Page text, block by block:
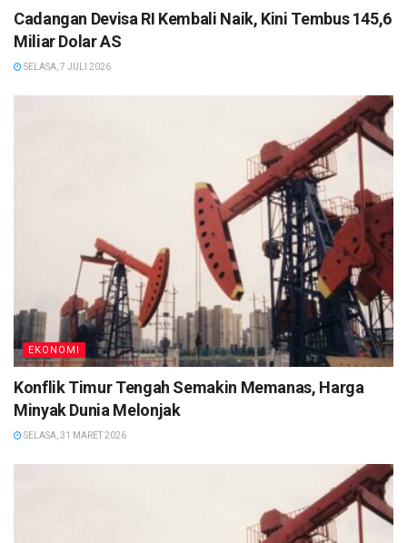
Cadangan Devisa RI Kembali Naik, Kini Tembus 145,6
Miliar Dolar AS
SELASA, 7 JULI 2026
EKONOMI
Konflik Timur Tengah Semakin Memanas, Harga
Minyak Dunia Melonjak
SELASA, 31 MARET 2026